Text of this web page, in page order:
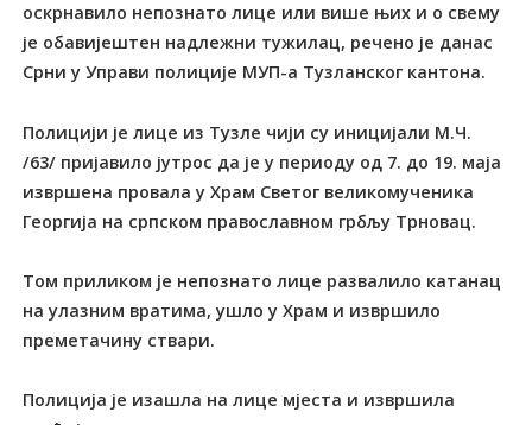
оскрнавило непознато лице или више њих и о свему
је обавијештен надлежни тужилац, речено је данас
Срни у Управи полиције МУП-а Тузланског кантона.
Полицији је лице из Тузле чији су иницијали М.Ч.
/63/ пријавило јутрос да је у периоду од 7. до 19. маја
извршена провала у Храм Светог великомученика
Георгија на српском православном грбљу Трновац.
Том приликом је непознато лице развалило катанац
на улазним вратима, ушло у Храм и извршило
преметачину ствари.
Полиција је изашла на лице мјеста и извршила